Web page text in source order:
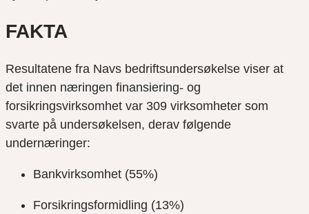
FAKTA
Resultatene fra Navs bedriftsundersøkelse viser at
det innen næringen finansiering- og
forsikringsvirksomhet var 309 virksomheter som
svarte på undersøkelsen, derav følgende
undernæringer:
Bankvirksomhet (55%)
Forsikringsformidling (13%)